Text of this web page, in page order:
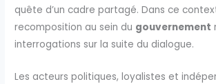
quête d’un cadre partagé. Dans ce
recomposition au sein du gouvernement
interrogations sur la suite du dialogue.
Les acteurs politiques, loyalistes et